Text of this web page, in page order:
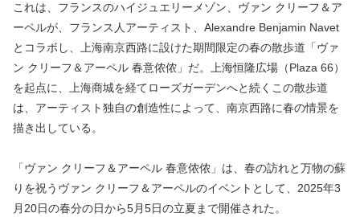
これは、フランスのハイジュエリーメゾン、ヴァン クリーフ＆ア
ーペルが、フランス人アーティスト、Alexandre Benjamin Navet
とコラボし、上海南京西路に設けた期間限定の春の散歩道「ヴァ
ン クリーフ＆アーペル 春意侬侬」だ。上海恒隆広場（Plaza 66）
を起点に、上海商城を経てローズガーデンへと続くこの散歩道
は、アーティスト独自の創造性によって、南京西路に春の情景を
描き出している。
「ヴァン クリーフ＆アーペル 春意侬侬」は、春の訪れと万物の蘇
りを祝うヴァン クリーフ＆アーペルのイベントとして、2025年3
月20日の春分の日から5月5日の立夏まで開催された。